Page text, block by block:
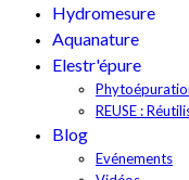
Hydromesure
Aquanature
Elestr'épure
REUSE :
Blog
Evénements